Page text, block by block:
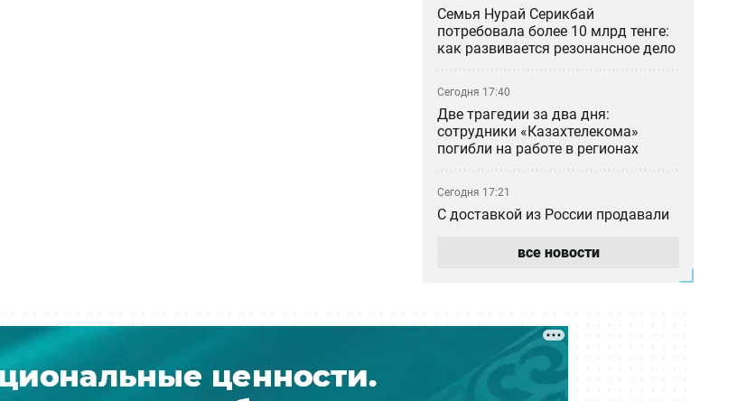
Семья Нурай Серикбай
потребовала более 10 млрд тенге:
как развивается резонансное дело
Сегодня 17:40
Две трагедии за два дня:
сотрудники «Казахтелекома»
погибли на работе в регионах
Сегодня 17:21
С доставкой из России продавали
бесполезных бронежилетов,
противогазов и портретов
Назарбаева
все новости